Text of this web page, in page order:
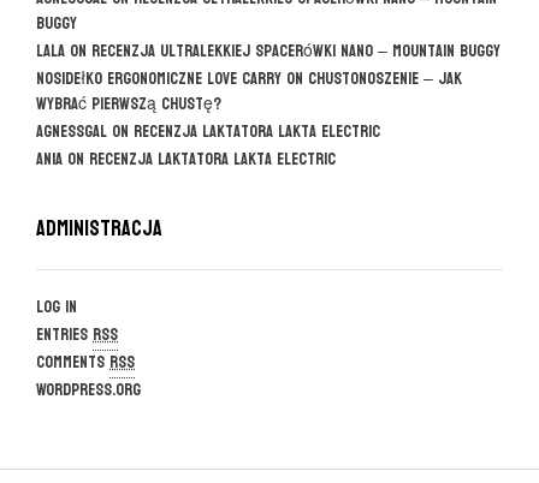
Buggy
Lala on Recenzja ultralekkiej spacerówki Nano – Mountain Buggy
Nosidełko ergonomiczne Love Carry on CHUSTONOSZENIE – jak
wybrać pierwszą chustę?
agnessgal on Recenzja laktatora Lakta Electric
Ania on Recenzja laktatora Lakta Electric
Administracja
Log in
EntriesRSS
CommentsRSS
WordPress.org